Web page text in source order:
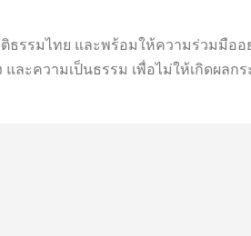
รรมไทย และพร้อมให้ความร่วมมืออ
ะความเป็นธรรม เพื่อไม่ให้เกิดผลก